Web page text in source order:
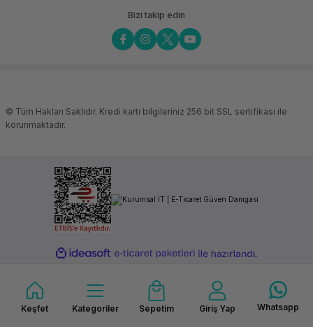
Keşfet Kategoriler Sepetim Giriş Yap Whatsapp
Bizi takip edin
© Tüm Hakları Saklıdır. Kredi kartı bilgileriniz 256 bit SSL sertifikası ile
korunmaktadır.
ideasoft
e-